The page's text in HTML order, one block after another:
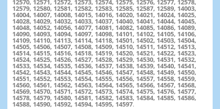
12570, 12571, 12572, 12573, 12574, 12575, 12576, 12577, 12578,
12579, 12580, 12581, 12582, 12583, 12585, 12587, 12589, 14003,
14004, 14007, 14008, 14015, 14016, 14020, 14021, 14024, 14025,
14028, 14029, 14032, 14033, 14037, 14040, 14041, 14044, 14045,
14048, 14052, 14056, 14077, 14081, 14082, 14085, 14086, 14089,
14090, 14093, 14094, 14097, 14098, 14101, 14102, 14105, 14106,
14109, 14110, 14113, 14114, 14118, 14501, 14502, 14503, 14504,
14505, 14506, 14507, 14508, 14509, 14510, 14511, 14512, 14513,
14514, 14515, 14516, 14518, 14519, 14520, 14521, 14522, 14523,
14524, 14525, 14526, 14527, 14528, 14529, 14530, 14531, 14532,
14533, 14534, 14535, 14536, 14537, 14538, 14539, 14540, 14541,
14542, 14543, 14544, 14545, 14546, 14547, 14548, 14549, 14550,
14551, 14552, 14553, 14554, 14555, 14556, 14557, 14558, 14559,
14560, 14561, 14562, 14563, 14564, 14565, 14566, 14567, 14568,
14569, 14570, 14571, 14572, 14573, 14574, 14575, 14576, 14577,
14578, 14579, 14580, 14581, 14582, 14583, 14584, 14585, 14586,
14588, 14590, 14592, 14594, 14595, 14597.